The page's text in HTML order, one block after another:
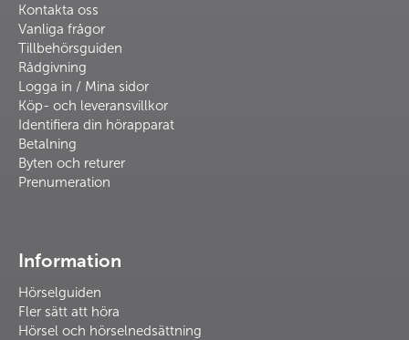
Kontakta oss
Vanliga frågor
Tillbehörsguiden
Rådgivning
Logga in / Mina sidor
Köp- och leveransvillkor
Identifiera din hörapparat
Betalning
Byten och returer
Prenumeration
Information
Hörselguiden
Fler sätt att höra
Hörsel och hörselnedsättning